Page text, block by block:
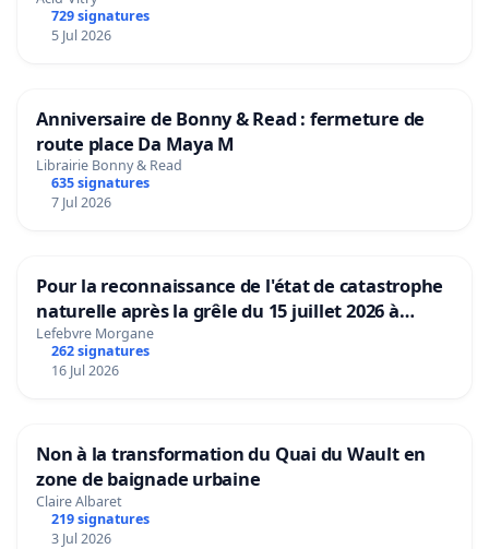
729 signatures
5 Jul 2026
Anniversaire de Bonny & Read : fermeture de
route place Da Maya M
Librairie Bonny & Read
635 signatures
7 Jul 2026
Pour la reconnaissance de l'état de catastrophe
naturelle après la grêle du 15 juillet 2026 à
Aubenas et ses alentours
Lefebvre Morgane
262 signatures
16 Jul 2026
Non à la transformation du Quai du Wault en
zone de baignade urbaine
Claire Albaret
219 signatures
3 Jul 2026